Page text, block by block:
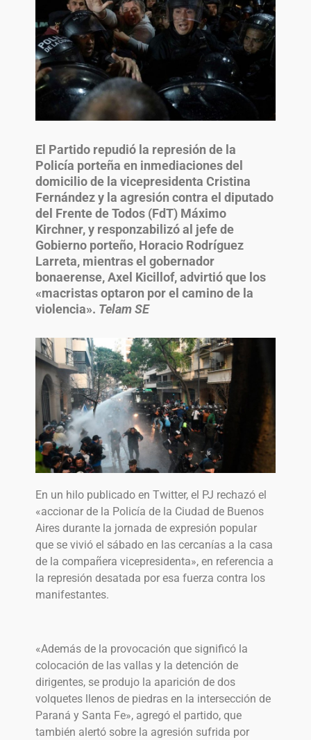
El Partido repudió la represión de la
Policía porteña en inmediaciones del
domicilio de la vicepresidenta Cristina
Fernández y la agresión contra el diputado
del Frente de Todos (FdT) Máximo
Kirchner, y responzabilizó al jefe de
Gobierno porteño, Horacio Rodríguez
Larreta, mientras el gobernador
bonaerense, Axel Kicillof, advirtió que los
«macristas optaron por el camino de la
violencia». Telam SE
En un hilo publicado en Twitter, el PJ rechazó el
«accionar de la Policía de la Ciudad de Buenos
Aires durante la jornada de expresión popular
que se vivió el sábado en las cercanías a la casa
de la compañera vicepresidenta», en referencia a
la represión desatada por esa fuerza contra los
manifestantes.
«Además de la provocación que significó la
colocación de las vallas y la detención de
dirigentes, se produjo la aparición de dos
volquetes llenos de piedras en la intersección de
Paraná y Santa Fe», agregó el partido, que
también alertó sobre la agresión sufrida por